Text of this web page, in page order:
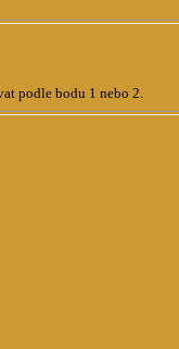
podle bodu 1 nebo 2.